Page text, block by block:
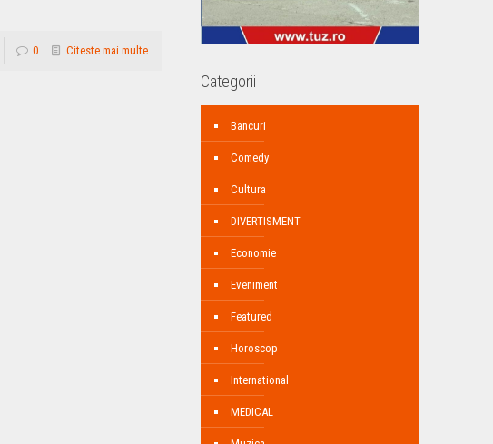
0 Citeste mai multe
Categorii
Bancuri
Comedy
Cultura
DIVERTISMENT
Economie
Eveniment
Featured
Horoscop
International
MEDICAL